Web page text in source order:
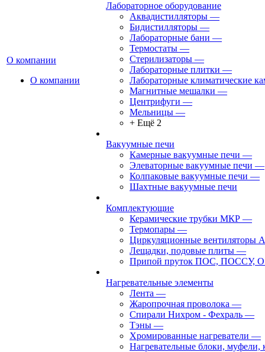
О компании
О компании
Лабораторное оборудование
Аквадистилляторы —
Бидистилляторы —
Лабораторные бани —
Термостаты —
Стерилизаторы —
Лабораторные плитки —
Лабораторные климатические
Магнитные мешалки —
Центрифуги —
Мельницы —
+ Ещё 2
Вакуумные печи
Камерные вакуумные печи —
Элеваторные вакуумные печи —
Колпаковые вакуумные печи —
Шахтные вакуумные печи
Комплектующие
Керамические трубки МКР —
Термопары —
Циркуляционные вентиляторы
Лещадки, подовые плиты —
Припой пруток ПОС, ПОССУ,
Нагревательные элементы
Лента —
Жаропрочная проволока —
Спирали Нихром - Фехраль —
Тэны —
Хромированные нагреватели —
Нагревательные блоки, муфели,